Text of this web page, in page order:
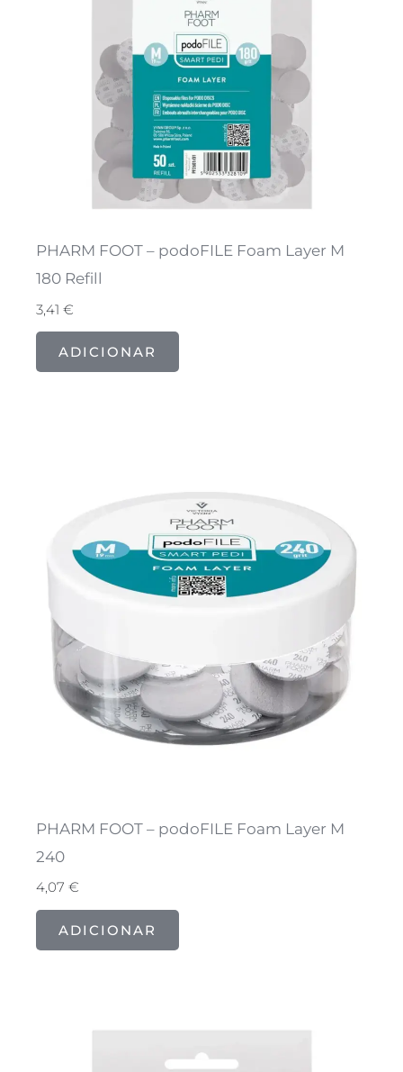
PHARM FOOT – podoFILE Foam Layer M
180 Refill
3,41€
ADICIONAR
PHARM FOOT – podoFILE Foam Layer M
240
4,07€
ADICIONAR